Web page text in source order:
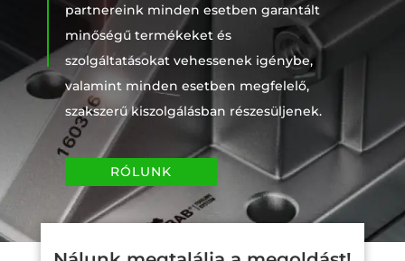
partnereink minden esetben garantált
minőségű termékeket és
szolgáltatásokat vehessenek igénybe,
valamint minden esetben megfelelő,
szakszerű kiszolgálásban részesüljenek.
RÓLUNK